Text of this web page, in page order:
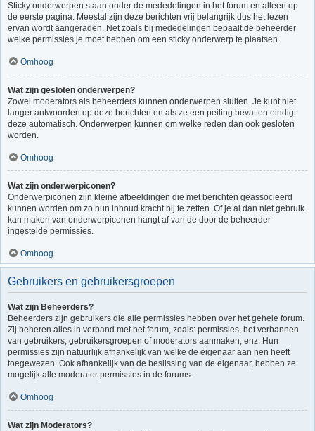
Sticky onderwerpen staan onder de mededelingen in het forum en alleen op
de eerste pagina. Meestal zijn deze berichten vrij belangrijk dus het lezen
ervan wordt aangeraden. Net zoals bij mededelingen bepaalt de beheerder
welke permissies je moet hebben om een sticky onderwerp te plaatsen.
Omhoog
Wat zijn gesloten onderwerpen?
Zowel moderators als beheerders kunnen onderwerpen sluiten. Je kunt niet
langer antwoorden op deze berichten en als ze een peiling bevatten eindigt
deze automatisch. Onderwerpen kunnen om welke reden dan ook gesloten
worden.
Omhoog
Wat zijn onderwerpiconen?
Onderwerpiconen zijn kleine afbeeldingen die met berichten geassocieerd
kunnen worden om zo hun inhoud kracht bij te zetten. Of je al dan niet gebruik
kan maken van onderwerpiconen hangt af van de door de beheerder
ingestelde permissies.
Omhoog
Gebruikers en gebruikersgroepen
Wat zijn Beheerders?
Beheerders zijn gebruikers die alle permissies hebben over het gehele forum.
Zij beheren alles in verband met het forum, zoals: permissies, het verbannen
van gebruikers, gebruikersgroepen of moderators aanmaken, enz. Hun
permissies zijn natuurlijk afhankelijk van welke de eigenaar aan hen heeft
toegewezen. Ook afhankelijk van de beslissing van de eigenaar, hebben ze
mogelijk alle moderator permissies in de forums.
Omhoog
Wat zijn Moderators?